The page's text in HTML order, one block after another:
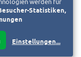
werden für
Statistiken,
Einstellungen...